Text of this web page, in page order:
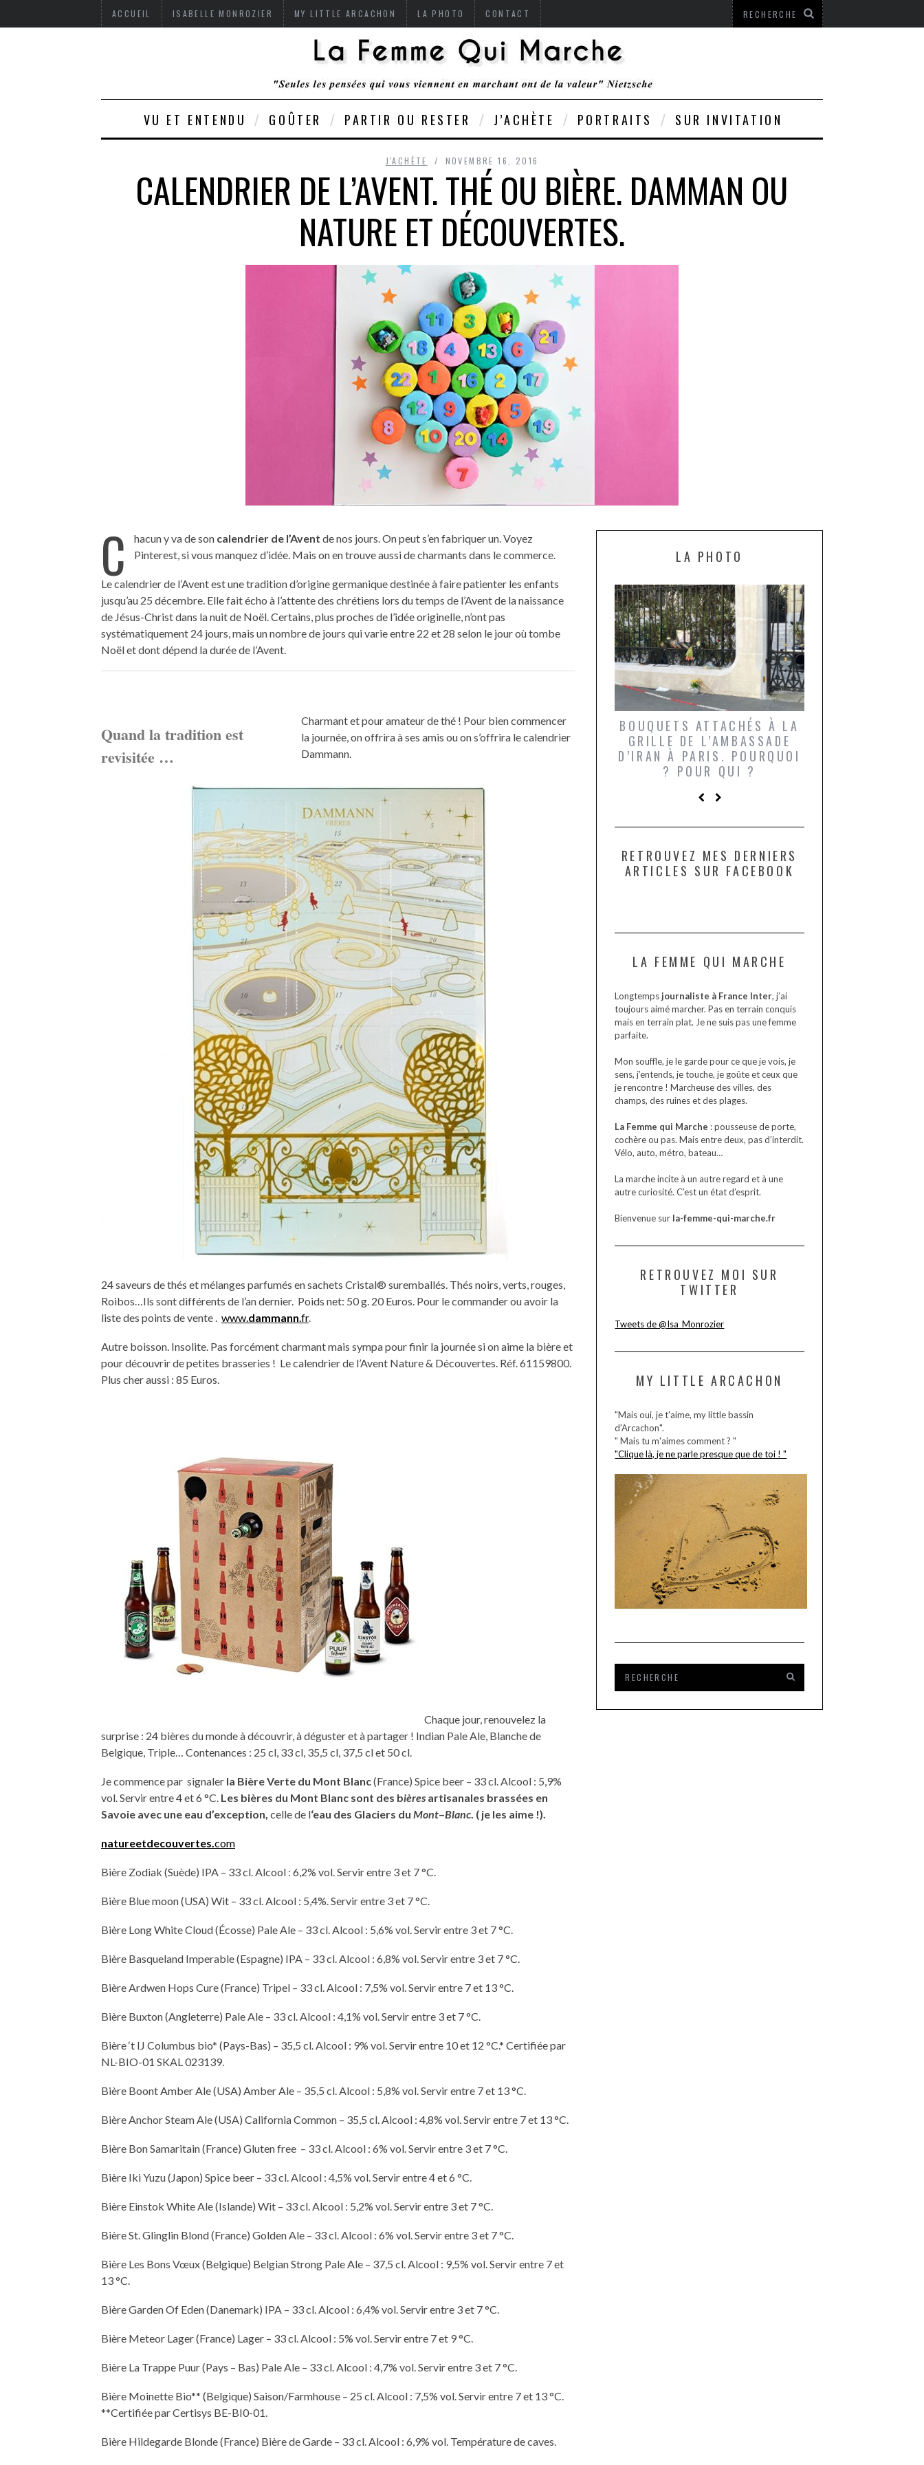
ACCUEIL ISABELLE MONROZIER MY LITTLE ARCACHON LA PHOTO CONTACT
VU ET ENTENDU GOÛTER PARTIR OU RESTER J’ACHÈTE PORTRAITS SUR INVITATION
J'ACHÈTE NOVEMBRE 16, 2016
CALENDRIER DE L’AVENT. THÉ OU BIÈRE. DAMMAN OU
NATURE ET DÉCOUVERTES.
C hacun y va de son calendrier de l’Avent de nos jours. On peut s’en fabriquer un. Voyez
Pinterest, si vous manquez d’idée. Mais on en trouve aussi de charmants dans le commerce.
Le calendrier de l’Avent est une tradition d’origine germanique destinée à faire patienter les enfants
jusqu’au 25 décembre. Elle fait écho à l’attente des chrétiens lors du temps de l’Avent de la naissance
de Jésus-Christ dans la nuit de Noël. Certains, plus proches de l’idée originelle, n’ont pas
systématiquement 24 jours, mais un nombre de jours qui varie entre 22 et 28 selon le jour où tombe
Noël et dont dépend la durée de l’Avent.
Quand la tradition est
revisitée …
Charmant et pour amateur de thé ! Pour bien commencer
la journée, on offrira à ses amis ou on s’offrira le calendrier
Dammann.
24 saveurs de thés et mélanges parfumés en sachets Cristal® suremballés. Thés noirs, verts, rouges,
Roibos…Ils sont différents de l’an dernier. Poids net: 50 g. 20 Euros. Pour le commander ou avoir la
liste des points de vente . www.dammann.fr.
Autre boisson. Insolite. Pas forcément charmant mais sympa pour finir la journée si on aime la bière et
pour découvrir de petites brasseries ! Le calendrier de l’Avent Nature & Découvertes. Réf. 61159800.
Plus cher aussi : 85 Euros.
Chaque jour, renouvelez la
surprise : 24 bières du monde à découvrir, à déguster et à partager ! Indian Pale Ale, Blanche de
Belgique, Triple… Contenances : 25 cl, 33 cl, 35,5 cl, 37,5 cl et 50 cl.
Je commence par signaler la Bière Verte du Mont Blanc(France) Spice beer – 33 cl. Alcool : 5,9%
vol. Servir entre 4 et 6 °C. Les bières du Mont Blanc sont des bières artisanales brassées en
Savoie avec une eau d’exception, celle de l‘eau des Glaciers du Mont–Blanc. ( je les aime !).
natureetdecouvertes.com
Bière Zodiak (Suède) IPA – 33 cl. Alcool : 6,2% vol. Servir entre 3 et 7 °C.
Bière Blue moon (USA) Wit – 33 cl. Alcool : 5,4%. Servir entre 3 et 7 °C.
Bière Long White Cloud (Écosse) Pale Ale – 33 cl. Alcool : 5,6% vol. Servir entre 3 et 7 °C.
Bière Basqueland Imperable (Espagne) IPA – 33 cl. Alcool : 6,8% vol. Servir entre 3 et 7 °C.
Bière Ardwen Hops Cure (France) Tripel – 33 cl. Alcool : 7,5% vol. Servir entre 7 et 13 °C.
Bière Buxton (Angleterre) Pale Ale – 33 cl. Alcool : 4,1% vol. Servir entre 3 et 7 °C.
Bière ‘t IJ Columbus bio* (Pays-Bas) – 35,5 cl. Alcool : 9% vol. Servir entre 10 et 12 °C.* Certifiée par
NL-BIO-01 SKAL 023139.
Bière Boont Amber Ale (USA) Amber Ale – 35,5 cl. Alcool : 5,8% vol. Servir entre 7 et 13 °C.
Bière Anchor Steam Ale (USA) California Common – 35,5 cl. Alcool : 4,8% vol. Servir entre 7 et 13 °C.
Bière Bon Samaritain (France) Gluten free – 33 cl. Alcool : 6% vol. Servir entre 3 et 7 °C.
Bière Iki Yuzu (Japon) Spice beer – 33 cl. Alcool : 4,5% vol. Servir entre 4 et 6 °C.
Bière Einstok White Ale (Islande) Wit – 33 cl. Alcool : 5,2% vol. Servir entre 3 et 7 °C.
Bière St. Glinglin Blond (France) Golden Ale – 33 cl. Alcool : 6% vol. Servir entre 3 et 7 °C.
Bière Les Bons Vœux (Belgique) Belgian Strong Pale Ale – 37,5 cl. Alcool : 9,5% vol. Servir entre 7 et
13 °C.
Bière Garden Of Eden (Danemark) IPA – 33 cl. Alcool : 6,4% vol. Servir entre 3 et 7 °C.
Bière Meteor Lager (France) Lager – 33 cl. Alcool : 5% vol. Servir entre 7 et 9 °C.
Bière La Trappe Puur (Pays – Bas) Pale Ale – 33 cl. Alcool : 4,7% vol. Servir entre 3 et 7 °C.
Bière Moinette Bio** (Belgique) Saison/Farmhouse – 25 cl. Alcool : 7,5% vol. Servir entre 7 et 13 °C.
**Certifiée par Certisys BE-BI0-01.
Bière Hildegarde Blonde (France) Bière de Garde – 33 cl. Alcool : 6,9% vol. Température de caves.
LA PHOTO
UNE MOUETTE SUR LA TÊTE
DE LA VIERGE À BIARRITZ.
BOUQUETS ATTACHÉS À LA
GRILLE DE L’AMBASSADE
D’IRAN À PARIS. POURQUOI
? POUR QUI ?
RETROUVEZ MES DERNIERS
ARTICLES SUR FACEBOOK
LA FEMME QUI MARCHE
Longtemps journaliste à France Inter, j’ai
toujours aimé marcher. Pas en terrain conquis
mais en terrain plat. Je ne suis pas une femme
parfaite.
Mon souffle, je le garde pour ce que je vois, je
sens, j’entends, je touche, je goûte et ceux que
je rencontre ! Marcheuse des villes, des
champs, des ruines et des plages.
La Femme qui Marche : pousseuse de porte,
cochère ou pas. Mais entre deux, pas d’interdit.
Vélo, auto, métro, bateau…
La marche incite à un autre regard et à une
autre curiosité. C’est un état d’esprit.
Bienvenue sur la-femme-qui-marche.fr
RETROUVEZ MOI SUR
TWITTER
Tweets de @Isa_Monrozier
MY LITTLE ARCACHON
"Mais oui, je t'aime, my little bassin
d'Arcachon".
" Mais tu m'aimes comment ? "
"Clique là, je ne parle presque que de toi ! "